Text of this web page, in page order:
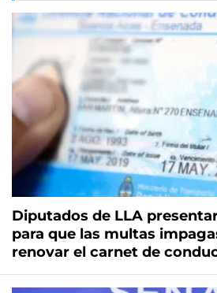
Diputados de LLA
para que las multas
renovar el carnet de